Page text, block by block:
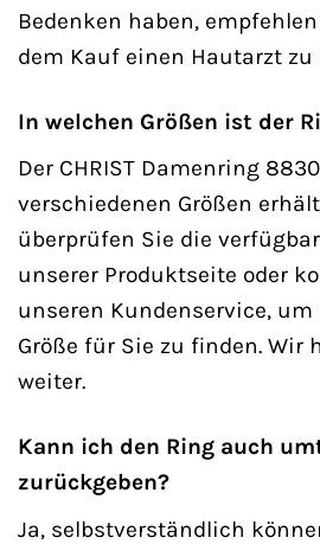
Bedenken haben,
dem Kauf einen Hautarzt
In welchen Größen ist der
Der CHRIST Damenring
verschiedenen Größen
überprüfen Sie die
unserer Produktseite oder
unseren Kundenservice, um
Größe für Sie zu finden. Wir
weiter.
Kann ich den Ring auch
zurückgeben?
Ja, selbstverständlich